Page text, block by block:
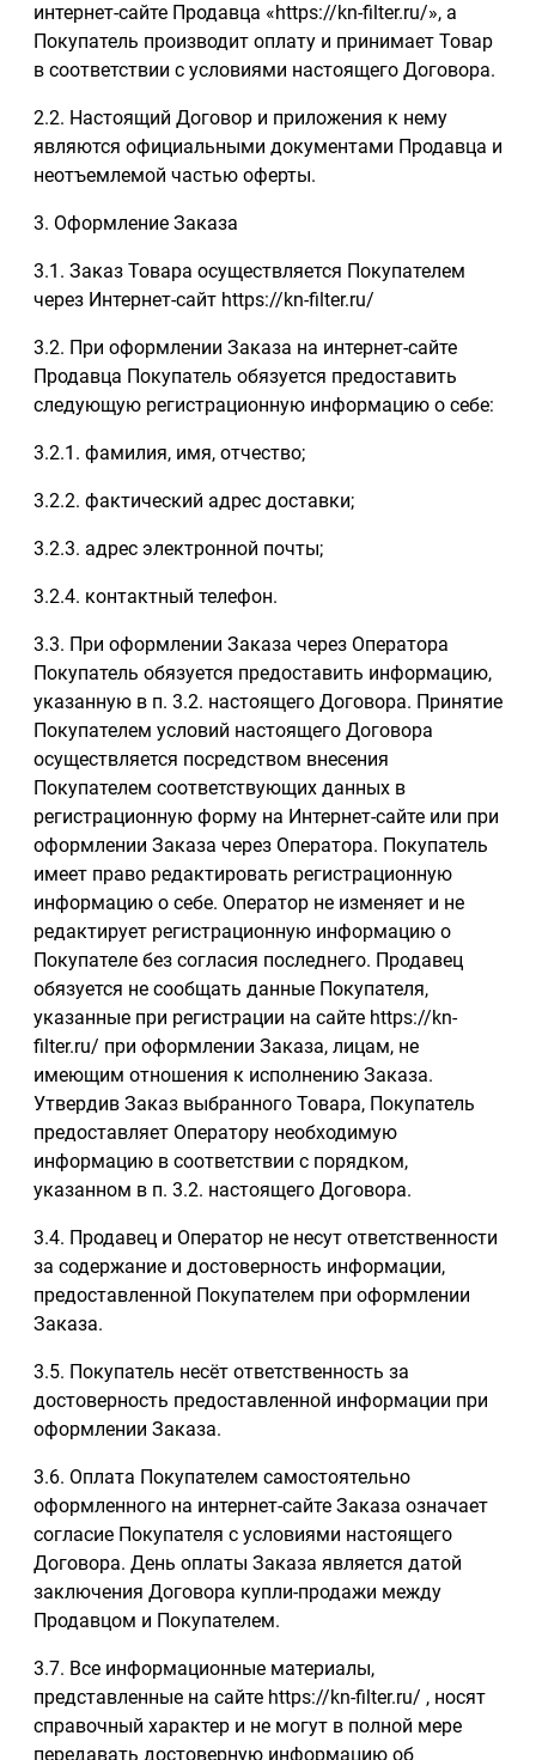
интернет-сайте Продавца «https://kn-filter.ru/», а
Покупатель производит оплату и принимает Товар
в соответствии с условиями настоящего Договора.
2.2. Настоящий Договор и приложения к нему
являются официальными документами Продавца и
неотъемлемой частью оферты.
3. Оформление Заказа
3.1. Заказ Товара осуществляется Покупателем
через Интернет-сайт https://kn-filter.ru/
3.2. При оформлении Заказа на интернет-сайте
Продавца Покупатель обязуется предоставить
следующую регистрационную информацию о себе:
3.2.1. фамилия, имя, отчество;
3.2.2. фактический адрес доставки;
3.2.3. адрес электронной почты;
3.2.4. контактный телефон.
3.3. При оформлении Заказа через Оператора
Покупатель обязуется предоставить информацию,
указанную в п. 3.2. настоящего Договора. Принятие
Покупателем условий настоящего Договора
осуществляется посредством внесения
Покупателем соответствующих данных в
регистрационную форму на Интернет-сайте или при
оформлении Заказа через Оператора. Покупатель
имеет право редактировать регистрационную
информацию о себе. Оператор не изменяет и не
редактирует регистрационную информацию о
Покупателе без согласия последнего. Продавец
обязуется не сообщать данные Покупателя,
указанные при регистрации на сайте https://kn-
filter.ru/ при оформлении Заказа, лицам, не
имеющим отношения к исполнению Заказа.
Утвердив Заказ выбранного Товара, Покупатель
предоставляет Оператору необходимую
информацию в соответствии с порядком,
указанном в п. 3.2. настоящего Договора.
3.4. Продавец и Оператор не несут ответственности
за содержание и достоверность информации,
предоставленной Покупателем при оформлении
Заказа.
3.5. Покупатель несёт ответственность за
достоверность предоставленной информации при
оформлении Заказа.
3.6. Оплата Покупателем самостоятельно
оформленного на интернет-сайте Заказа означает
согласие Покупателя с условиями настоящего
Договора. День оплаты Заказа является датой
заключения Договора купли-продажи между
Продавцом и Покупателем.
3.7. Все информационные материалы,
представленные на сайте https://kn-filter.ru/ , носят
справочный характер и не могут в полной мере
передавать достоверную информацию об